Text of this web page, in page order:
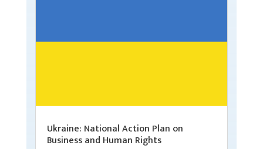
Ukraine: National Action Plan on
Business and Human Rights